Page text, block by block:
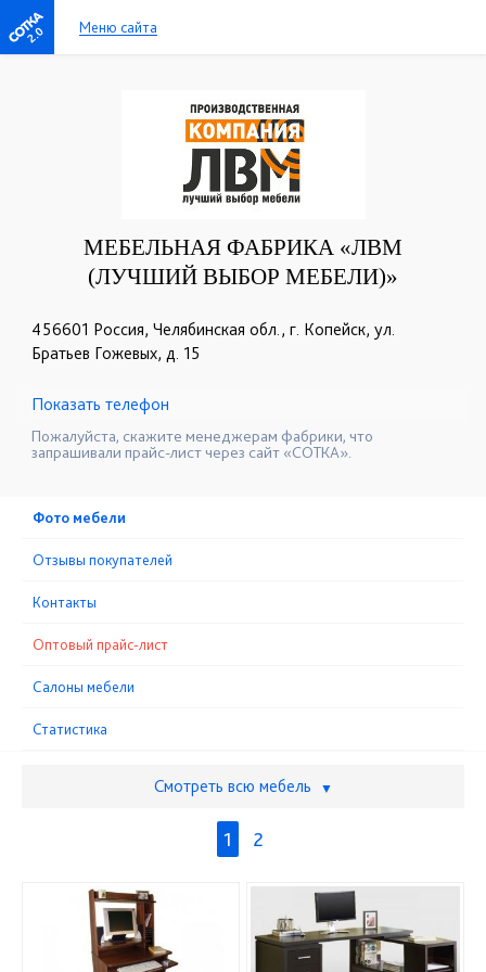
2.0 Меню сайта
МЕБЕЛЬНАЯ ФАБРИКА «ЛВМ
(ЛУЧШИЙ ВЫБОР МЕБЕЛИ)»
456601 Россия, Челябинская обл., г. Копейск, ул.
Братьев Гожевых, д. 15
☎+7 (900) 023-00-11
Показать телефон
Пожалуйста, скажите менеджерам фабрики, что
запрашивали прайс-лист через сайт «СОТКА».
Фото мебели
Отзывы покупателей
Контакты
Оптовый прайс-лист
Cалоны мебели
Статистика
Смотреть всю мебель ▼
1 2